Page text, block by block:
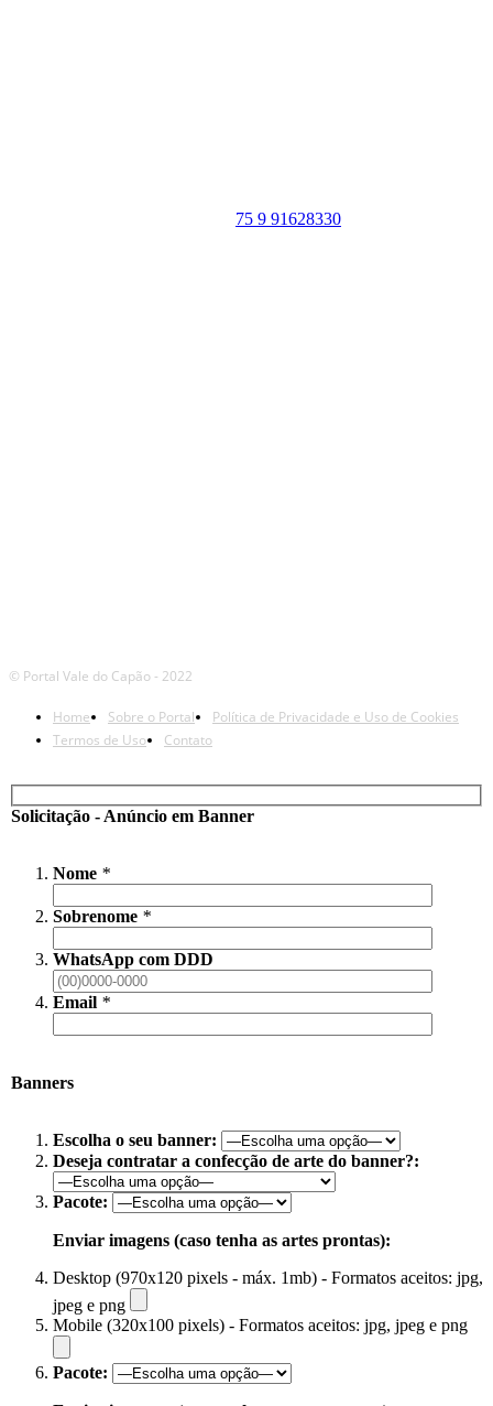
75 9 91628330
© Portal Vale do Capão - 2022
Home Sobre o Portal
Política de Privacidade e Uso de Cookies
Termos de Uso
Contato
Solicitação - Anúncio em Banner
Nome *
Sobrenome *
WhatsApp com DDD
Email *
Banners
Escolha o seu banner:
Deseja contratar a confecção de arte do banner?:
Pacote:
Enviar imagens (caso tenha as artes prontas):
Desktop (970x120 pixels - máx. 1mb) - Formatos aceitos: jpg,
jpeg e png
Mobile (320x100 pixels) - Formatos aceitos: jpg, jpeg e png
Pacote: